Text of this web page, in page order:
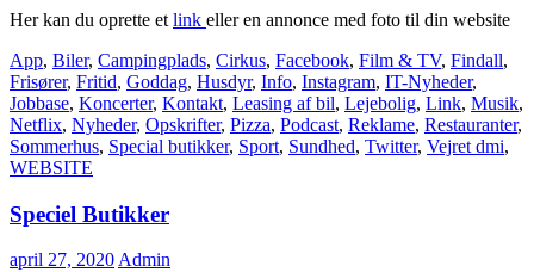
Her kan du oprette et link eller en annonce med foto til din website
App, Biler, Campingplads, Cirkus, Facebook, Film & TV, Findall,
Frisører, Fritid, Goddag, Husdyr, Info, Instagram, IT-Nyheder,
Jobbase, Koncerter, Kontakt, Leasing af bil, Lejebolig, Link, Musik,
Netflix, Nyheder, Opskrifter, Pizza, Podcast, Reklame, Restauranter,
Sommerhus, Special butikker, Sport, Sundhed, Twitter, Vejret dmi,
WEBSITE
Speciel Butikker
april 27, 2020Admin